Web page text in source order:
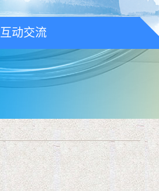
互动交流